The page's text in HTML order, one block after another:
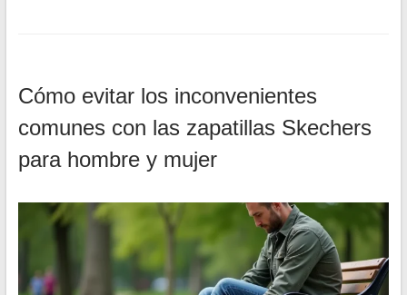
Cómo evitar los inconvenientes
comunes con las zapatillas Skechers
para hombre y mujer